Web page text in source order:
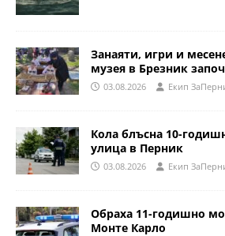
Занаяти, игри и
музея в Брезник
03.08.2026 Eкип
Кола блъсна 10-
улица в Перник
03.08.2026 Eкип
Обраха 11-годишно
Монте Карло